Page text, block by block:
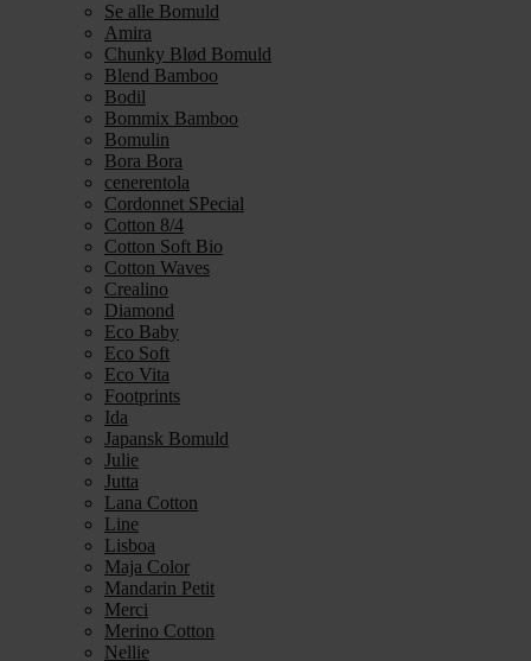
Se alle Bomuld
Amira
Chunky Blød Bomuld
Blend Bamboo
Bodil
Bommix Bamboo
Bomulin
Bora Bora
cenerentola
Cordonnet SPecial
Cotton 8/4
Cotton Soft Bio
Cotton Waves
Crealino
Diamond
Eco Baby
Eco Soft
Eco Vita
Footprints
Ida
Japansk Bomuld
Julie
Jutta
Lana Cotton
Line
Lisboa
Maja Color
Mandarin Petit
Merci
Merino Cotton
Nellie